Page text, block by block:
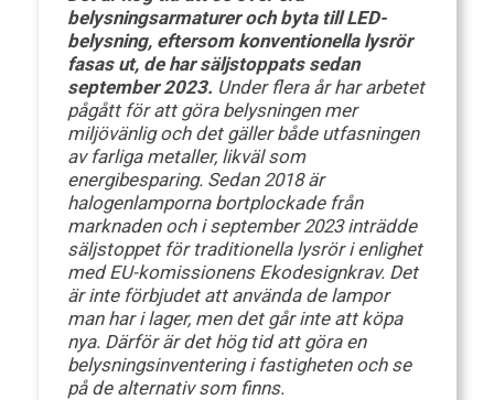
belysningsarmaturer och byta till LED-
belysning, eftersom konventionella lysrör
fasas ut, de har säljstoppats sedan
september 2023. Under flera år har arbetet
pågått för att göra belysningen mer
miljövänlig och det gäller både utfasningen
av farliga metaller, likväl som
energibesparing. Sedan 2018 är
halogenlamporna bortplockade från
marknaden och i september 2023 inträdde
säljstoppet för traditionella lysrör i enlighet
med EU-komissionens Ekodesignkrav. Det
är inte förbjudet att använda de lampor
man har i lager, men det går inte att köpa
nya. Därför är det hög tid att göra en
belysningsinventering i fastigheten och se
på de alternativ som finns.